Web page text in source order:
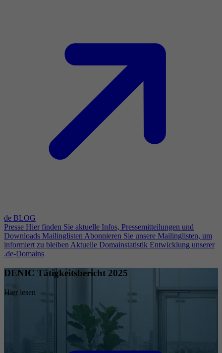
de BLOG
Presse Hier finden Sie aktuelle Infos, Pressemitteilungen und
Downloads Mailinglisten Abonnieren Sie unsere Mailinglisten, um
informiert zu bleiben Aktuelle Domainstatistik Entwicklung unserer
.de-Domains
DENIC Tätigkeitsbericht 2025
Hier lesen